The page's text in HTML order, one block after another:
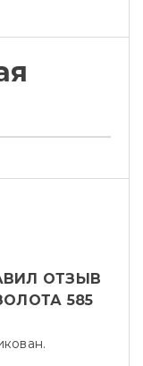
ОТЗЫВ
585